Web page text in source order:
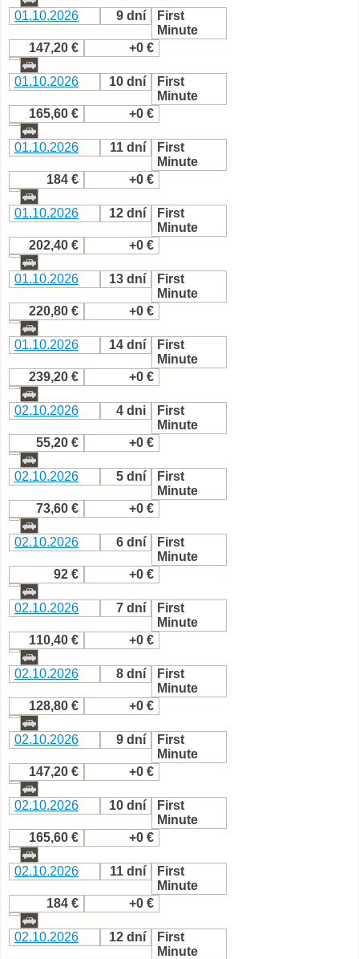
01.10.2026 9 dní
First
Minute
147,20 €
+0 €
01.10.2026 10 dní
First
Minute
165,60 €
+0 €
01.10.2026 11 dní
First
Minute
184 €
+0 €
01.10.2026 12 dní
First
Minute
202,40 €
+0 €
01.10.2026 13 dní
First
Minute
220,80 €
+0 €
01.10.2026 14 dní
First
Minute
239,20 €
+0 €
02.10.2026 4 dni
First
Minute
55,20 €
+0 €
02.10.2026 5 dní
First
Minute
73,60 €
+0 €
02.10.2026 6 dní
First
Minute
92 €
+0 €
02.10.2026 7 dní
First
Minute
110,40 €
+0 €
02.10.2026 8 dní
First
Minute
128,80 €
+0 €
02.10.2026 9 dní
First
Minute
147,20 €
+0 €
02.10.2026 10 dní
First
Minute
165,60 €
+0 €
02.10.2026 11 dní
First
Minute
184 €
+0 €
02.10.2026 12 dní
First
Minute